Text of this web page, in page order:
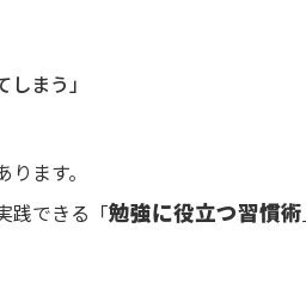
しまう」
ます。
践できる「勉強に役立つ習慣術